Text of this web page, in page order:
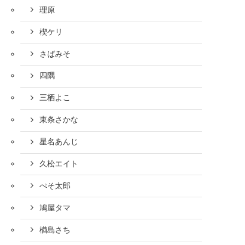
理原
楔ケリ
さばみそ
四隅
三栖よこ
東条さかな
星名あんじ
久松エイト
ぺそ太郎
鳩屋タマ
楢島さち